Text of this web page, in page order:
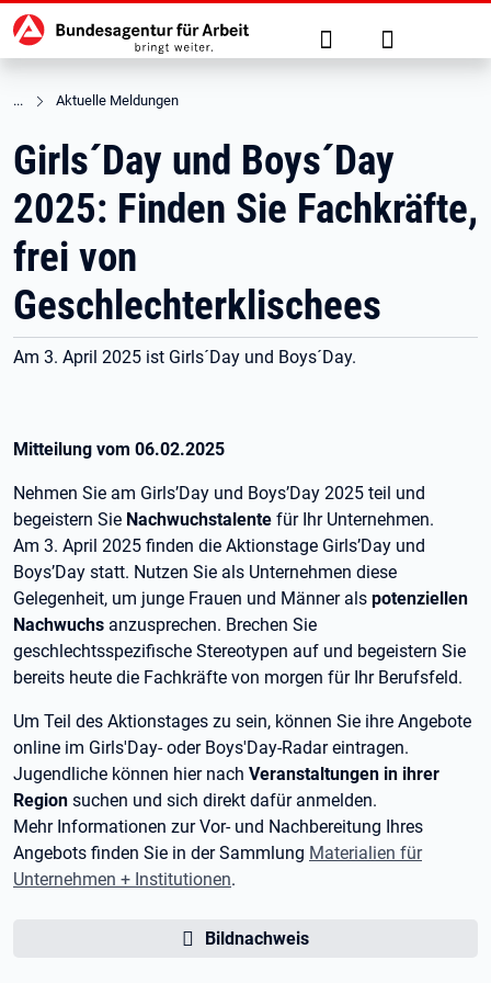
zu den Hauptinhalten springen
Hauptnavigation Suche Anmelden
Aktuelle Meldungen
Girls´Day und Boys´Day
2025: Finden Sie Fachkräfte,
frei von
Geschlechterklischees
Am 3. April 2025 ist Girls´Day und Boys´Day.
Mitteilung vom 06.02.2025
Nehmen Sie am Girls’Day und Boys’Day 2025 teil und
begeistern Sie Nachwuchstalente für Ihr Unternehmen.
Am 3. April 2025 finden die Aktionstage Girls’Day und
Boys’Day statt. Nutzen Sie als Unternehmen diese
Gelegenheit, um junge Frauen und Männer als potenziellen
Nachwuchs anzusprechen. Brechen Sie
geschlechtsspezifische Stereotypen auf und begeistern Sie
bereits heute die Fachkräfte von morgen für Ihr Berufsfeld.
Um Teil des Aktionstages zu sein, können Sie ihre Angebote
online im Girls'Day- oder Boys'Day-Radar eintragen.
Jugendliche können hier nach Veranstaltungen in ihrer
Region suchen und sich direkt dafür anmelden.
Mehr Informationen zur Vor- und Nachbereitung Ihres
Angebots finden Sie in der Sammlung Materialien für
Unternehmen + Institutionen.
Bildnachweis